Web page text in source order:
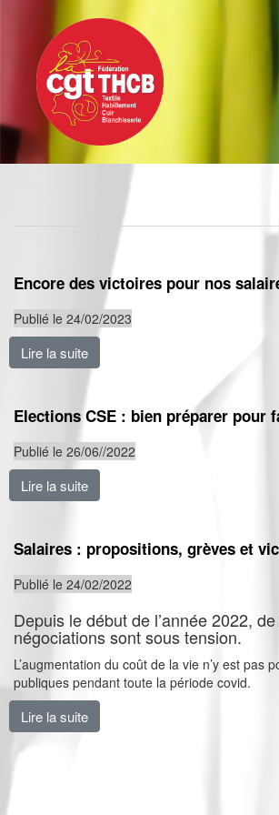
contenu
principal
Encore des victoires pour nos
Publié le 24/02/2023
Lire la suite
Elections CSE : bien préparer pour
Publié le 26/06//2022
Lire la suite
Salaires : propositions, grèves et
Publié le 24/02/2022
Depuis le début de l’année 2022,
négociations sont sous tension.
L’augmentation du coût de la vie n’y est
publiques pendant toute la période covid.
Lire la suite de Salaires : propositions,